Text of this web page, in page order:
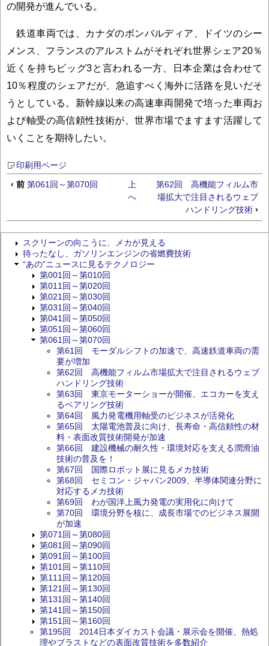
の開発が進んでいる。
鉄道車両では、カナダのボンバルディア、ドイツのシー
メンス、フランスのアルストムがそれぞれ世界シェア20％
近くを持ちビッグ3と言われる一方、日本企業は合わせて
10％程度のシェアだが、急追すべく海外に活路を見いだそ
うとしている。新幹線以来の高速車両開発で培った車両お
よび軸受の高信頼性技術が、世界市場でますます活躍して
いくことを期待したい。
印刷用ページ
‹ 前 第061回～第070回
上
へ
第62回 高機能フィルム市
場拡大で注目されるウェブ
ハンドリング技術 ›
スクリーンの向こうに、メカが見える
待ったなし、ガソリンエンジンの省燃費技術
“あの”ニュースに見るテクノロジー
第001回～第010回
第011回～第020回
第021回～第030回
第031回～第040回
第041回～第050回
第051回～第060回
第061回～第070回
第61回 モーダルシフトの加速で、高速鉄道車両の需
要が増加
第62回 高機能フィルム市場拡大で注目されるウェブ
ハンドリング技術
第63回 東京モーターショーが開催、エコカーを支え
るベアリング技術
第64回 風力発電機用軸受のビジネスが活発化
第65回 太陽電池普及に向け、長寿命・高信頼性の材
料・表面改質技術開発が加速
第66回 建設機械の耐久性・環境対応を支える潤滑油
技術の普及を！
第67回 国際ロボット展に見るメカ技術
第68回 セミコン・ジャパン2009、半導体関連分野に
対応するメカ技術
第69回 わが国洋上風力発電の実用化に向けて
第70回 環境分野を核に、成長市場でのビジネス展開
が加速
第071回～第080回
第081回～第090回
第091回～第100回
第101回～第110回
第111回～第120回
第121回～第130回
第131回～第140回
第141回～第150回
第151回～第160回
第195回 2014日本ダイカスト会議・展示会を開催、熱処
理やブラストなどの表面改質技術を多数紹介